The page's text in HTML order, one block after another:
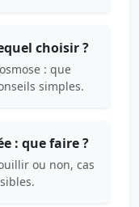
choisir ?
: que
simples.
: que faire ?
ou non, cas